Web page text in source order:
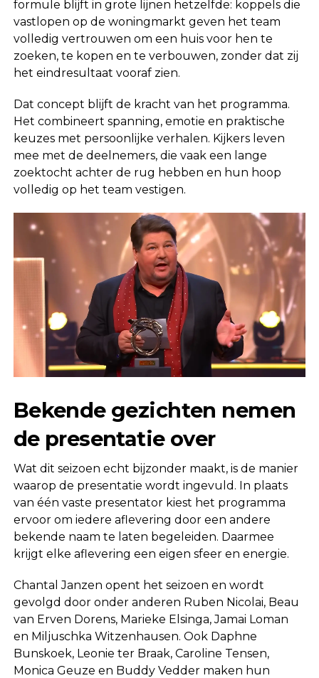
formule blijft in grote lijnen hetzelfde: koppels die
vastlopen op de woningmarkt geven het team
volledig vertrouwen om een huis voor hen te
zoeken, te kopen en te verbouwen, zonder dat zij
het eindresultaat vooraf zien.
Dat concept blijft de kracht van het programma.
Het combineert spanning, emotie en praktische
keuzes met persoonlijke verhalen. Kijkers leven
mee met de deelnemers, die vaak een lange
zoektocht achter de rug hebben en hun hoop
volledig op het team vestigen.
Bekende gezichten nemen
de presentatie over
Wat dit seizoen echt bijzonder maakt, is de manier
waarop de presentatie wordt ingevuld. In plaats
van één vaste presentator kiest het programma
ervoor om iedere aflevering door een andere
bekende naam te laten begeleiden. Daarmee
krijgt elke aflevering een eigen sfeer en energie.
Chantal Janzen opent het seizoen en wordt
gevolgd door onder anderen Ruben Nicolai, Beau
van Erven Dorens, Marieke Elsinga,Jamai Loman
en Miljuschka Witzenhausen. Ook Daphne
Bunskoek, Leonie ter Braak, Caroline Tensen,
Monica Geuze en Buddy Veddermaken hun